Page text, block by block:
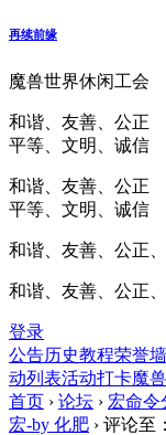
再续前缘
魔兽世界休闲工会
和谐、友善、公正
平等、文明、诚信
和谐、友善、公正
平等、文明、诚信
和谐、友善、公正
和谐、友善、公正
登录
公告历史教程荣誉墙
动列表活动打卡魔
首页 › 论坛 › 宏命令
宏-by 化肥 › 评论至